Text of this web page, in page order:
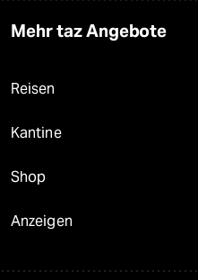
Mehr taz Angebote
Reisen
Kantine
Shop
Anzeigen